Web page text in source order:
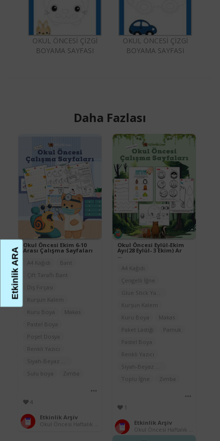
OKUL ÖNCESİ ÇİZGİ
BOYAMA SAYFASI
OKUL ÖNCESİ ÇİZGİ
BOYAMA SAYFASI
Daha Fazlası
Okul Öncesi Ekim 6-10
Arası Çalışma Sayfaları
A4 Kağıdı
Bant
Çift Taraflı Bant
Diş Fırçası
Kurşun Kalem
Kuru Boya
Makas
Pastel Boya
Poşet Dosya
Renkli Yazıcı
Sulu boya
Zımba
4
Etkinlik Arşiv
Okul Öncesi Eylül-Ekim
Ayı(28 Eylül- 3 Ekim) Ar
...
A4 Kağıdı
Çengelli İğne
Kurşun Kalem
Kuru Boya
Makas
Paket Lastiği
Pamuk
Pastel Boya
Renkli Yazıcı
Toplu İğne
Zımba
1
Etkinlik Arşiv
Etkinlik ARA